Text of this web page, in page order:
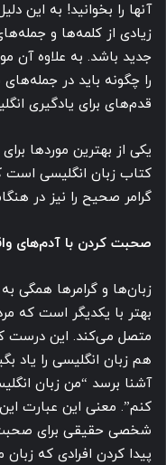
آنها را بخوانید! به این
زیادی از کلمه‌ها و
جدید باشد. به علاوه آن
را چگونه باید در
قدم‌های برای یادگیری
یکی از بهترین موردها
کتاب زبان انگلیسی است
گرامر صحیح را نیز در
صحبت کردن با آدم‌های
زبان‌ها و گرامرها همگی
بهتر با یکدیگر است که
متصل می‌کند. این درست
هم زبان انگلیسی را یاد
آشنا برسد “من زبان
کنم”. معنی این عبارت
شخصی حقیقی برای صحبت
پیدا کردن افرادی که